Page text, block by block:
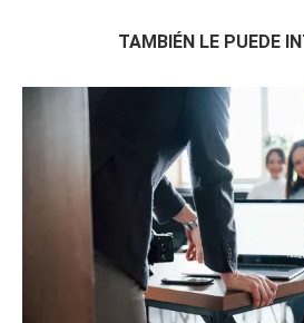
TAMBIÉN LE PUEDE